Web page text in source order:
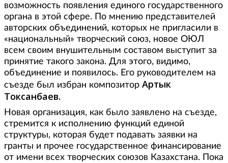
возможность появления единого государственного
органа в этой сфере. По мнению представителей
авторских объединений, которых не пригласили в
«национальный» творческий союз, новое ОЮЛ
всем своим внушительным составом выступит за
принятие такого закона. Для этого, видимо,
объединение и появилось. Его руководителем на
съезде был избран композитор Артык
Токсанбаев.
Новая организация, как было заявлено на съезде,
стремится к исполнению функций единой
структуры, которая будет подавать заявки на
гранты и прочее государственное финансирование
от имени всех творческих союзов Казахстана. Пока